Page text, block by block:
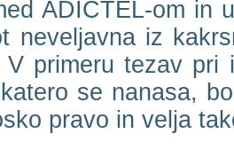
ADICTEL-om in
neveljavna iz
primeru tezav pri
se nanasa,
pravo in velja